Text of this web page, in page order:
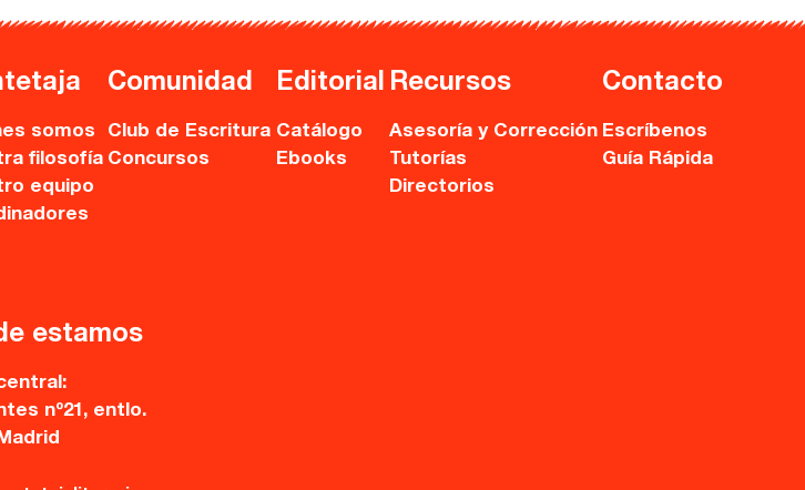
somos
filosofía
equipo
Comunidad
Club de Escritura
Concursos
Editorial
Catálogo
Ebooks
Recursos
Asesoría y Corrección
Tutorías
Directorios
Contacto
Escríbenos
Guía Rápida
estamos
nº21, entlo.